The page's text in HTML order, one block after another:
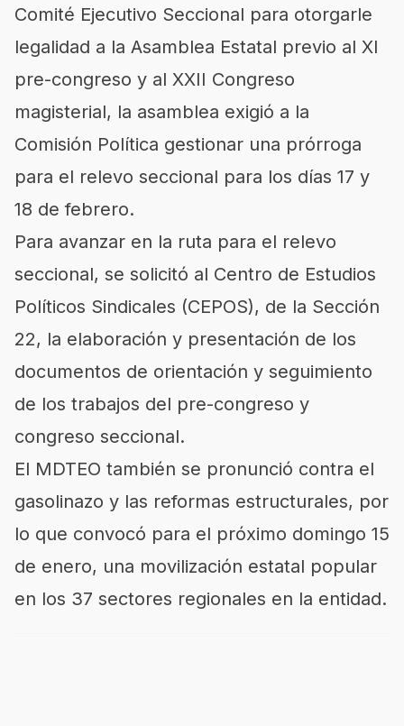
Comité Ejecutivo Seccional para otorgarle
legalidad a la Asamblea Estatal previo al XI
pre-congreso y al XXII Congreso
magisterial, la asamblea exigió a la
Comisión Política gestionar una prórroga
para el relevo seccional para los días 17 y
18 de febrero.
Para avanzar en la ruta para el relevo
seccional, se solicitó al Centro de Estudios
Políticos Sindicales (CEPOS), de la Sección
22, la elaboración y presentación de los
documentos de orientación y seguimiento
de los trabajos del pre-congreso y
congreso seccional.
El MDTEO también se pronunció contra el
gasolinazo y las reformas estructurales, por
lo que convocó para el próximo domingo 15
de enero, una movilización estatal popular
en los 37 sectores regionales en la entidad.